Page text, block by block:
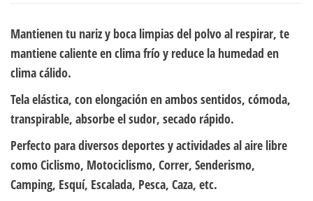
Mantienen tu nariz y boca limpias del polvo al respirar, te
mantiene caliente en clima frío y reduce la humedad en
clima cálido.
Tela elástica, con elongación en ambos sentidos, cómoda,
transpirable, absorbe el sudor, secado rápido.
Perfecto para diversos deportes y actividades al aire libre
como Ciclismo, Motociclismo, Correr, Senderismo,
Camping, Esquí, Escalada, Pesca, Caza, etc.